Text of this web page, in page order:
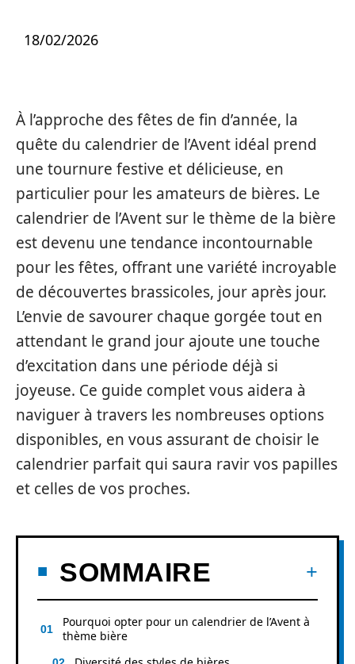
18/02/2026
À l’approche des fêtes de fin d’année, la
quête du calendrier de l’Avent idéal prend
une tournure festive et délicieuse, en
particulier pour les amateurs de bières. Le
calendrier de l’Avent sur le thème de la bière
est devenu une tendance incontournable
pour les fêtes, offrant une variété incroyable
de découvertes brassicoles, jour après jour.
L’envie de savourer chaque gorgée tout en
attendant le grand jour ajoute une touche
d’excitation dans une période déjà si
joyeuse. Ce guide complet vous aidera à
naviguer à travers les nombreuses options
disponibles, en vous assurant de choisir le
calendrier parfait qui saura ravir vos papilles
et celles de vos proches.
SOMMAIRE
Pourquoi opter pour un calendrier de l’Avent à
thème bière